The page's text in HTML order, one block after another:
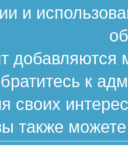
и
к
своих
также